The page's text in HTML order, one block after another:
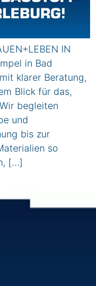
IN
in Bad
klarer Beratung,
Blick für das,
begleiten
und
bis zur
so
[…]